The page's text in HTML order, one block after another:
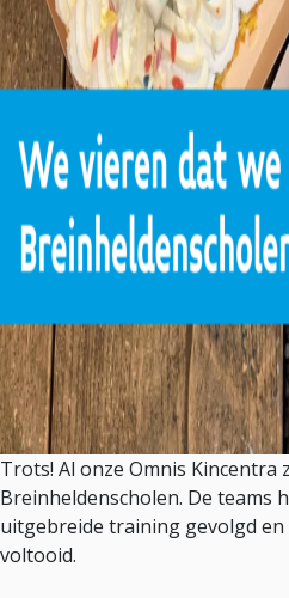
Trots! Al onze Omnis Kincentra
Breinheldenscholen. De teams
uitgebreide training gevolgd
voltooid.